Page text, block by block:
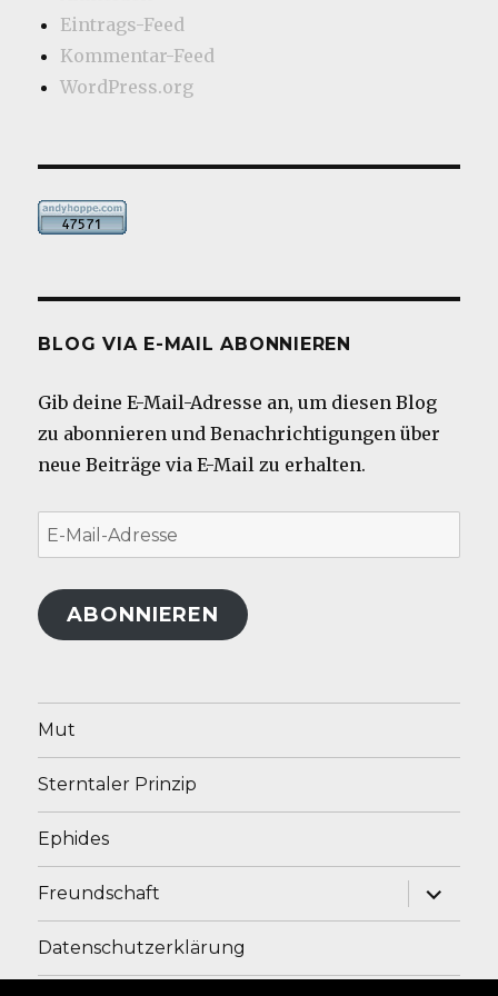
Eintrags-Feed
Kommentar-Feed
WordPress.org
BLOG VIA E-MAIL ABONNIEREN
Gib deine E-Mail-Adresse an, um diesen Blog
zu abonnieren und Benachrichtigungen über
neue Beiträge via E-Mail zu erhalten.
E-
Mail-
Adresse
ABONNIEREN
Mut
Sterntaler Prinzip
Ephides
Freundschaft
Datenschutzerklärung